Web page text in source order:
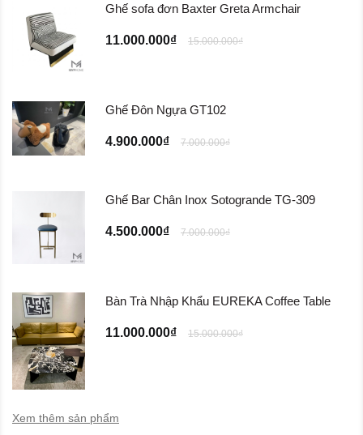
Ghế sofa đơn Baxter Greta Armchair
11.000.000₫ 15.000.000₫
Ghế Đôn Ngựa GT102
4.900.000₫ 7.000.000₫
Ghế Bar Chân Inox Sotogrande TG-309
4.500.000₫ 7.000.000₫
Bàn Trà Nhập Khẩu EUREKA Coffee Table
11.000.000₫ 15.000.000₫
Xem thêm sản phẩm